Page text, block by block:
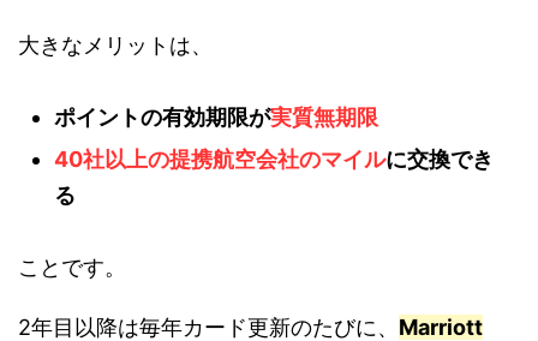
大きなメリットは、
ポイントの有効期限が実質無期限
40社以上の提携航空会社のマイルに交換でき
る
ことです。
2年目以降は毎年カード更新のたびに、 Marriott